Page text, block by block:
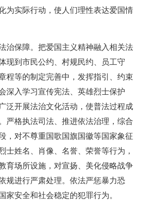
为实际行动，使人们理性表达爱国情
治保障。把爱国主义精神融入相关法
现到市民公约、村规民约、员工守
程等的制定完善中，发挥指引、约束
深入学习宣传宪法、英雄烈士保护
泛开展法治文化活动，使普法过程成
严格执法司法、推进依法治理，综合
，对不尊重国歌国旗国徽等国家象征
士姓名、肖像、名誉、荣誉等行为，
育场所设施，对宣扬、美化侵略战争
规进行严肃处理。依法严惩暴力恐
家安全和社会稳定的犯罪行为。